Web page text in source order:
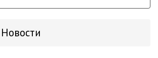
Новости